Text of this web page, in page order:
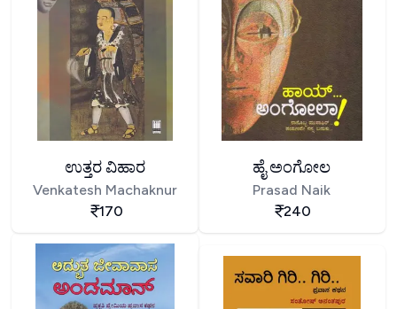
ಉತ್ತರ ವಿಹಾರ
Venkatesh Machaknur
170
ಹೈ ಅಂಗೋಲ
Prasad Naik
240